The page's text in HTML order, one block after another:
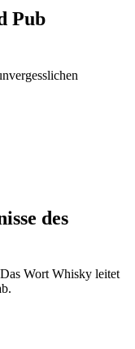
Pub
des
Wort Whisky leitet